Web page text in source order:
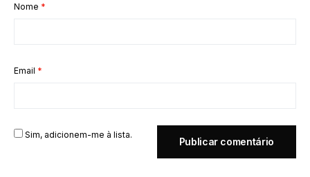
Nome *
Email *
Sim, adicionem-me à lista.